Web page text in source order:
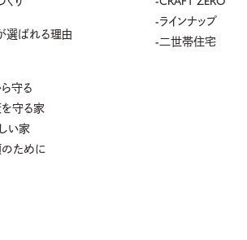
選ばれる理由
守る
守る家
い家
ために
ラインナップ
二世帯住宅